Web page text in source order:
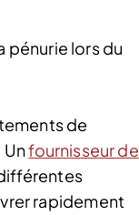
pénurie lors du
de
Unfournisseur de
rapidement